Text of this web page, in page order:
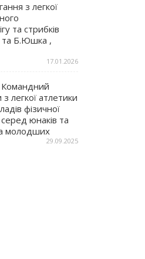
з легкої
та стрибків
та Б.Юшка ,
17.01.2026
Командний
легкої атлетики
фізичної
юнаків та
молодших
29.09.2025